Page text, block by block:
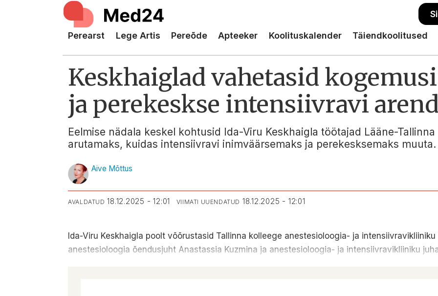
Perearst Lege Artis Pereõde Apteeker Koolituskalender Täiendkoolitused
Keskhaiglad vahetasid
ja perekeskse intensiivravi
Eelmise nädala keskel kohtusid Ida-Viru Keskhaigla töötajad Lääne-
arutamaks, kuidas intensiivravi inimväärsemaks ja perekesksemaks muuta.
Aive Mõttus
AVALDATUD 18.12.2025 - 12:01 VIIMATI UUENDATUD 18.12.2025 - 12:01
Ida-Viru Keskhaigla poolt võõrustasid Tallinna kolleege anestesioloogia- ja
anestesioloogia õendusjuht Anastassia Kuzmina ja anestesioloogia- ja intensiivravikliiniku